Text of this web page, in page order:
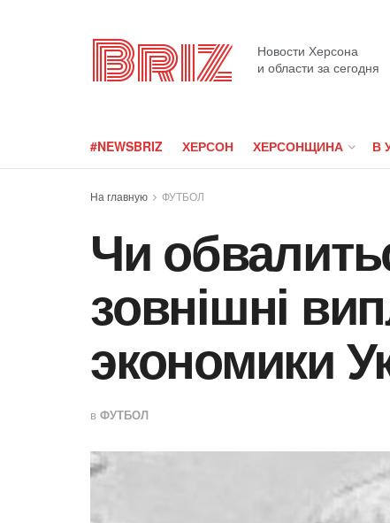
Briz
Новости Херсона
и области за сегодня
#NEWSBRIZ ХЕРСОН ХЕРСОНЩИНА В
На главную ФУТБОЛ
Чи
зовнішні
экономики
в ФУТБОЛ